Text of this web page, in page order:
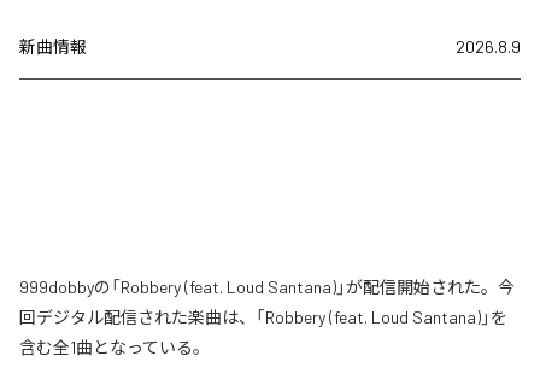
新曲情報 2026.8.9
999dobbyの「Robbery (feat. Loud Santana)」が配信開始された。今
回デジタル配信された楽曲は、「Robbery (feat. Loud Santana)」を
含む全1曲となっている。